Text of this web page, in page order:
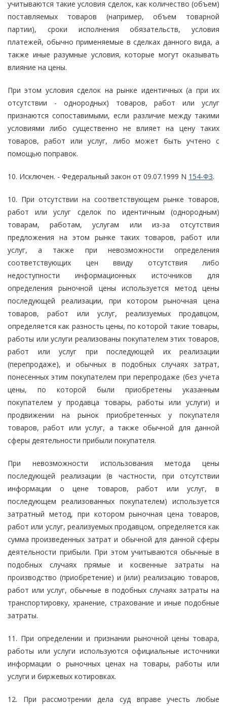
учитываются такие условия сделок, как количество (объем)
поставляемых товаров (например, объем товарной
партии), сроки исполнения обязательств, условия
платежей, обычно применяемые в сделках данного вида, а
также иные разумные условия, которые могут оказывать
влияние на цены.
При этом условия сделок на рынке идентичных (а при их
отсутствии - однородных) товаров, работ или услуг
признаются сопоставимыми, если различие между такими
условиями либо существенно не влияет на цену таких
товаров, работ или услуг, либо может быть учтено с
помощью поправок.
10. Исключен. - Федеральный закон от 09.07.1999 N 154-ФЗ.
10. При отсутствии на соответствующем рынке товаров,
работ или услуг сделок по идентичным (однородным)
товарам, работам, услугам или из-за отсутствия
предложения на этом рынке таких товаров, работ или
услуг, а также при невозможности определения
соответствующих цен ввиду отсутствия либо
недоступности информационных источников для
определения рыночной цены используется метод цены
последующей реализации, при котором рыночная цена
товаров, работ или услуг, реализуемых продавцом,
определяется как разность цены, по которой такие товары,
работы или услуги реализованы покупателем этих товаров,
работ или услуг при последующей их реализации
(перепродаже), и обычных в подобных случаях затрат,
понесенных этим покупателем при перепродаже (без учета
цены, по которой были приобретены указанным
покупателем у продавца товары, работы или услуги) и
продвижении на рынок приобретенных у покупателя
товаров, работ или услуг, а также обычной для данной
сферы деятельности прибыли покупателя.
При невозможности использования метода цены
последующей реализации (в частности, при отсутствии
информации о цене товаров, работ или услуг, в
последующем реализованных покупателем) используется
затратный метод, при котором рыночная цена товаров,
работ или услуг, реализуемых продавцом, определяется как
сумма произведенных затрат и обычной для данной сферы
деятельности прибыли. При этом учитываются обычные в
подобных случаях прямые и косвенные затраты на
производство (приобретение) и (или) реализацию товаров,
работ или услуг, обычные в подобных случаях затраты на
транспортировку, хранение, страхование и иные подобные
затраты.
11. При определении и признании рыночной цены товара,
работы или услуги используются официальные источники
информации о рыночных ценах на товары, работы или
услуги и биржевых котировках.
12. При рассмотрении дела суд вправе учесть любые